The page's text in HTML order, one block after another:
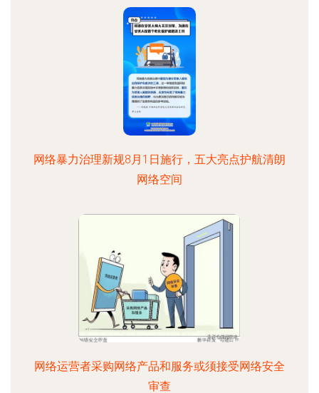
网络暴力治理新规8月1日施行，五大亮点护航清朗
网络空间
网络运营者采购网络产品和服务或须接受网络安全
审查